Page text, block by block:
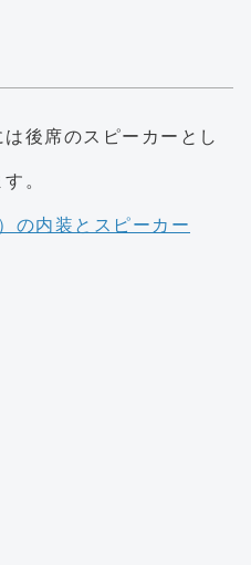
後席のスピーカーとし
。